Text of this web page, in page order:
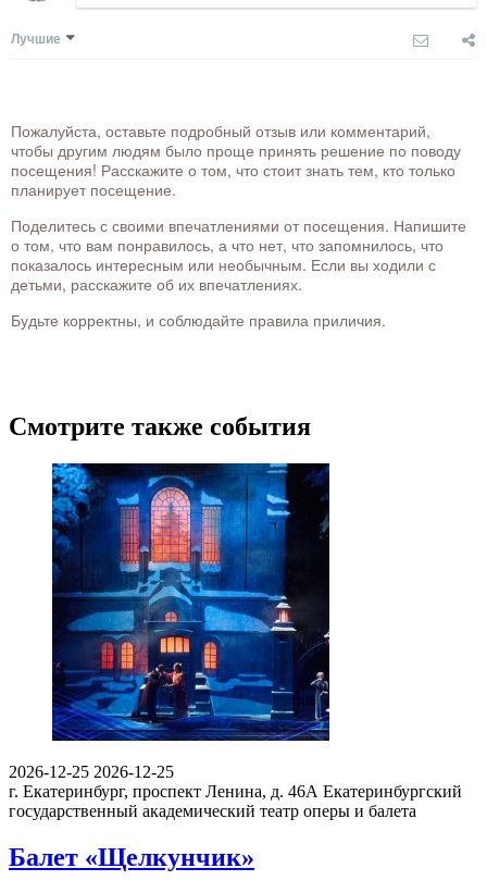
Лучшие
Пожалуйста, оставьте подробный отзыв или комментарий,
чтобы другим людям было проще принять решение по поводу
посещения! Расскажите о том, что стоит знать тем, кто только
планирует посещение.
Поделитесь с своими впечатлениями от посещения. Напишите
о том, что вам понравилось, а что нет, что запомнилось, что
показалось интересным или необычным. Если вы ходили с
детьми, расскажите об их впечатлениях.
Будьте корректны, и соблюдайте правила приличия.
Смотрите также события
2026-12-25 2026-12-25
г. Екатеринбург, проспект Ленина, д. 46А Екатеринбургский
государственный академический театр оперы и балета
Балет «Щелкунчик»